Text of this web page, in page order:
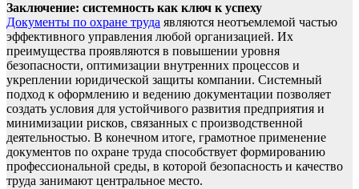
Заключение: системность как ключ к успеху
Документы по охране труда являются неотъемлемой частью
эффективного управления любой организацией. Их
преимущества проявляются в повышении уровня
безопасности, оптимизации внутренних процессов и
укреплении юридической защиты компании. Системный
подход к оформлению и ведению документации позволяет
создать условия для устойчивого развития предприятия и
минимизации рисков, связанных с производственной
деятельностью. В конечном итоге, грамотное применение
документов по охране труда способствует формированию
профессиональной среды, в которой безопасность и качество
труда занимают центральное место.